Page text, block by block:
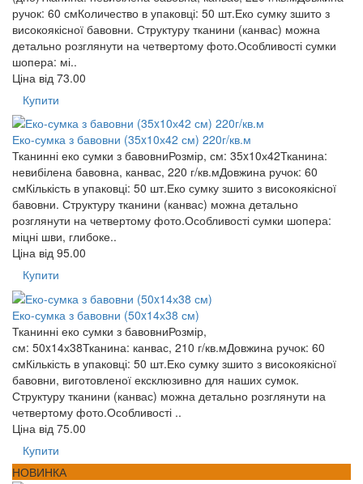
ручок: 60 смКоличество в упаковці: 50 шт.Еко сумку зшито з
високоякісної бавовни. Структуру тканини (канвас) можна
детально розглянути на четвертому фото.Особливості сумки
шопера: мі..
Ціна від 73.00
Купити
Еко-сумка з бавовни (35x10х42 см) 220г/кв.м
Тканинні еко сумки з бавовниРозмір, см: 35x10х42Тканина:
невибілена бавовна, канвас, 220 г/кв.мДовжина ручок: 60
смКількість в упаковці: 50 шт.Еко сумку зшито з високоякісної
бавовни. Структуру тканини (канвас) можна детально
розглянути на четвертому фото.Особливості сумки шопера:
міцні шви, глибоке..
Ціна від 95.00
Купити
Еко-сумка з бавовни (50x14х38 см)
Тканинні еко сумки з бавовниРозмір,
см: 50x14х38Тканина: канвас, 210 г/кв.мДовжина ручок: 60
смКількість в упаковці: 50 шт.Еко сумку зшито з високоякісної
бавовни, виготовленої ексклюзивно для наших сумок.
Структуру тканини (канвас) можна детально розглянути на
четвертому фото.Особливості ..
Ціна від 75.00
Купити
НОВИНКА